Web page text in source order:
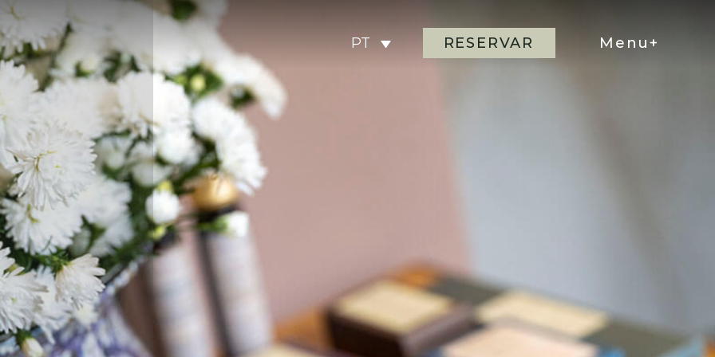
PT RESERVAR Menu+